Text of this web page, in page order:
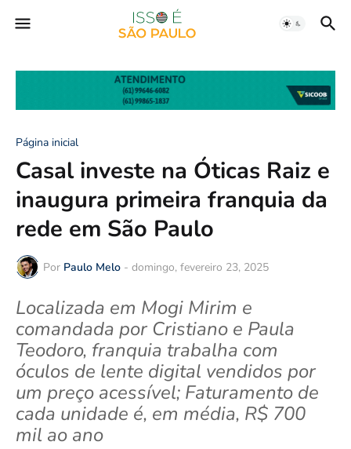
Página inicial
Casal investe na Óticas Raiz e
inaugura primeira franquia da
rede em São Paulo
Por Paulo Melo - domingo, fevereiro 23, 2025
Localizada em Mogi Mirim e
comandada por Cristiano e Paula
Teodoro, franquia trabalha com
óculos de lente digital vendidos por
um preço acessível; Faturamento de
cada unidade é, em média, R$ 700
mil ao ano